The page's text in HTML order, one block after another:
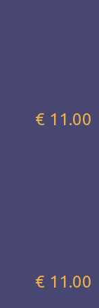
€ 11.00
€ 11.00